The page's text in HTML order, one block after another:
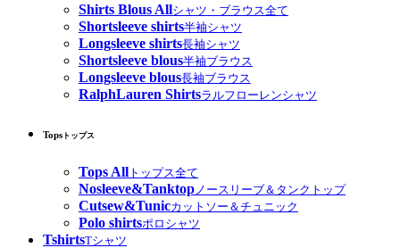
Shirts Blous Allシャツ・ブラウス全て
Shortsleeve shirts半袖シャツ
Longsleeve shirts長袖シャツ
Shortsleeve blous半袖ブラウス
Longsleeve blous長袖ブラウス
RalphLauren Shirtsラルフローレンシャツ
Tops トップス
Tops All トップス全て
Nosleeve&Tanktop ノースリーブ＆タンクトップ
Cutsew&Tunicカットソー＆チュニック
Polo shirtsポロシャツ
TshirtsTシャツ